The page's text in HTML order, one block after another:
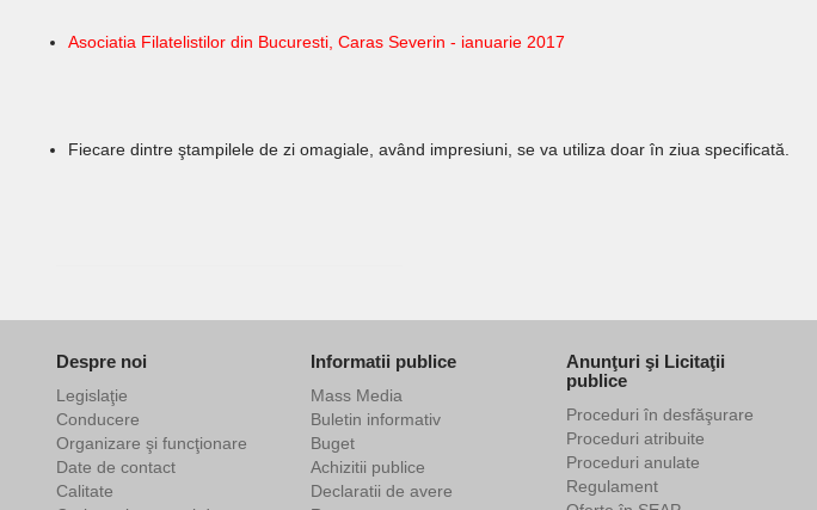
Asociatia Filatelistilor din Bucuresti, Caras Severin - ianuarie 2017
Fiecare dintre ştampilele de zi omagiale, având impresiuni, se va utiliza doar în ziua specificată.
Despre noi
Legislaţie
Conducere
Organizare şi funcţionare
Date de contact
Calitate
Informatii publice
Mass Media
Buletin informativ
Buget
Achizitii publice
Declaratii de avere
Anunţuri şi Licitaţii
publice
Proceduri în desfăşurare
Proceduri atribuite
Proceduri anulate
Regulament